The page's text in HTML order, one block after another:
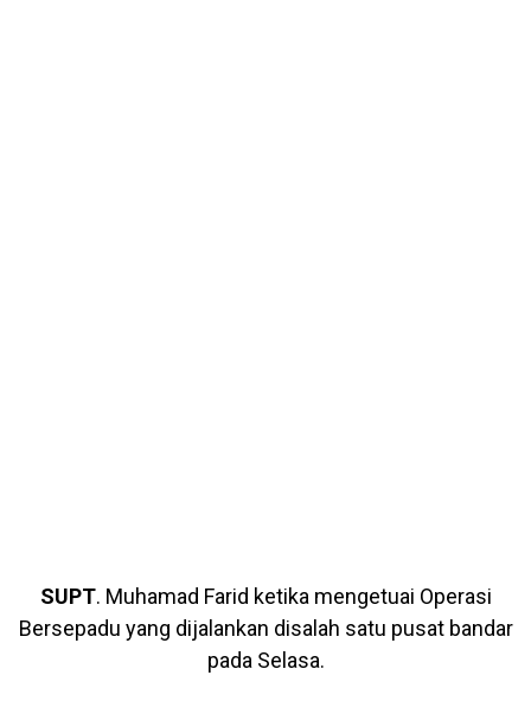
SUPT. Muhamad Farid ketika mengetuai Operasi
Bersepadu yang dijalankan disalah satu pusat bandar
pada Selasa.